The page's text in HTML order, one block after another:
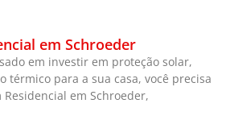
em Schroeder
em investir em proteção solar,
térmico para a sua casa, você precisa
em Schroeder,